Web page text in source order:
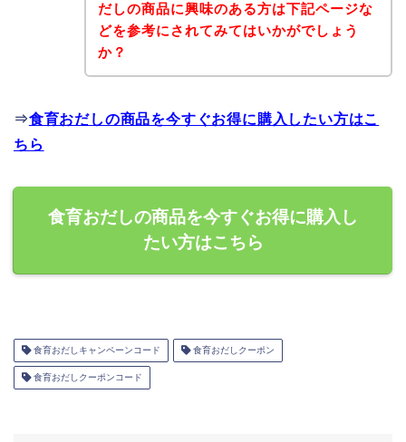
だしの商品に興味のある方は下記ページな
どを参考にされてみてはいかがでしょう
か？
⇒食育おだしの商品を今すぐお得に購入したい方はこ
ちら
食育おだしの商品を今すぐお得に購入し
たい方はこちら
食育おだしキャンペーンコード 食育おだしクーポン
食育おだしクーポンコード